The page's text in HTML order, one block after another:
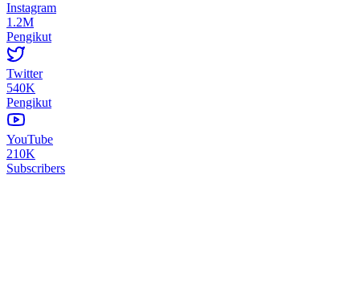
Instagram
1.2M
Pengikut
Twitter
540K
Pengikut
YouTube
210K
Subscribers